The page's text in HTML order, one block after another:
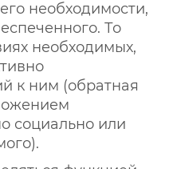
необходимости,
То
необходимых,
к ним (обратная
социально или